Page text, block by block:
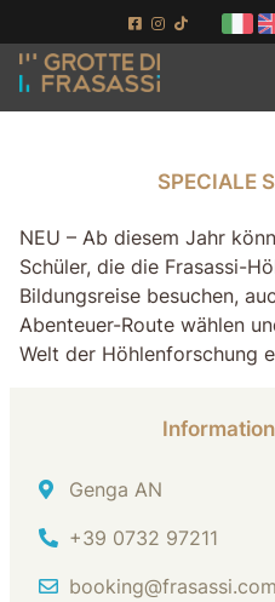
Gehe zum Seiteninhalt
Gehen Sie zur Fußzeile
SPECIALE
NEU – Ab diesem Jahr
Schüler, die die Frasassi-
Bildungsreise besuchen,
Abenteuer-Route wählen
Welt der Höhlenforschung
Adresse
Genga AN
Tel.
+39 0732 97211
Email
booking@frasassi.com